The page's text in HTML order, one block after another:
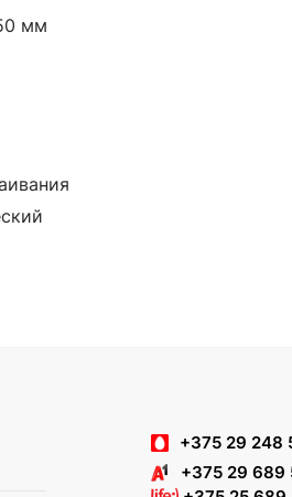
мм
+375 29 248
+375 29 689